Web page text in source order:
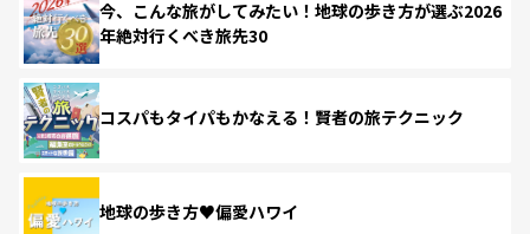
今、こんな旅がしてみたい！地球の歩き方が選ぶ2026
年絶対行くべき旅先30
コスパもタイパもかなえる！賢者の旅テクニック
地球の歩き方♥偏愛ハワイ